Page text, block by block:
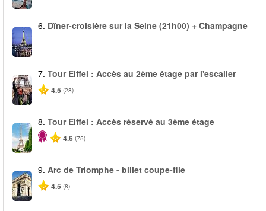
6. Dîner-croisière sur la Seine (21h00) + Champagne
7. Tour Eiffel : Accès au 2ème étage par l'escalier
4.5 (28)
8. Tour Eiffel : Accès réservé au 3ème étage
4.6 (75)
9. Arc de Triomphe - billet coupe-file
4.5 (8)